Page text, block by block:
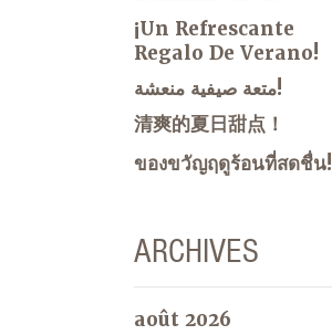
¡Un Refrescante
Regalo De Verano!
متعة صيفية منعشة!
清爽的夏日甜点！
ของขวัญฤดูร้อนที่สดชื่น!
ARCHIVES
août 2026